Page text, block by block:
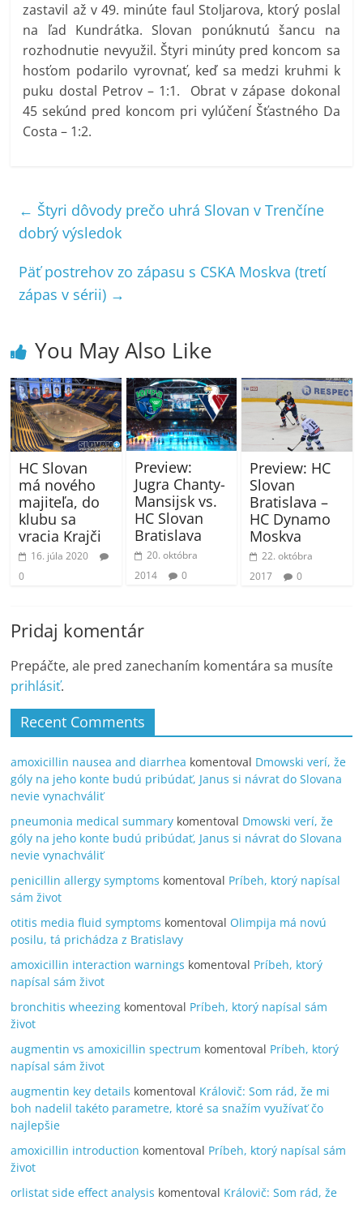
zastavil až v 49. minúte faul Stoljarova, ktorý poslal
na ľad Kundrátka. Slovan ponúknutú šancu na
rozhodnutie nevyužil. Štyri minúty pred koncom sa
hosťom podarilo vyrovnať, keď sa medzi kruhmi k
puku dostal Petrov – 1:1. Obrat v zápase dokonal
45 sekúnd pred koncom pri vylúčení Šťastného Da
Costa – 1:2.
← Štyri dôvody prečo uhrá Slovan v Trenčíne
dobrý výsledok
Päť postrehov zo zápasu s CSKA Moskva (tretí
zápas v sérii) →
You May Also Like
HC Slovan
má nového
majiteľa, do
klubu sa
vracia Krajči
16. júla 2020
0
Preview:
Jugra Chanty-
Mansijsk vs.
HC Slovan
Bratislava
20. októbra
2014
0
Preview: HC
Slovan
Bratislava –
HC Dynamo
Moskva
22. októbra
2017
0
Pridaj komentár
Prepáčte, ale pred zanechaním komentára sa musíte
prihlásiť.
Recent Comments
amoxicillin nausea and diarrhea komentoval Dmowski verí, že
góly na jeho konte budú pribúdať, Janus si návrat do Slovana
nevie vynachváliť
pneumonia medical summary komentoval Dmowski verí, že
góly na jeho konte budú pribúdať, Janus si návrat do Slovana
nevie vynachváliť
penicillin allergy symptoms komentoval Príbeh, ktorý napísal
sám život
otitis media fluid symptoms komentoval Olimpija má novú
posilu, tá prichádza z Bratislavy
amoxicillin interaction warnings komentoval Príbeh, ktorý
napísal sám život
bronchitis wheezing komentoval Príbeh, ktorý napísal sám
život
augmentin vs amoxicillin spectrum komentoval Príbeh, ktorý
napísal sám život
augmentin key details komentoval Královič: Som rád, že mi
boh nadelil takéto parametre, ktoré sa snažím využívať čo
najlepšie
amoxicillin introduction komentoval Príbeh, ktorý napísal sám
život
orlistat side effect analysis komentoval Královič: Som rád, že